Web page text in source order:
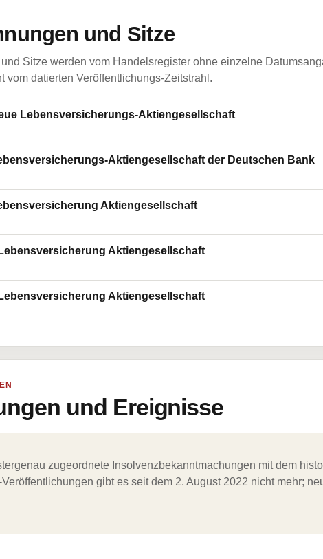
und Sitze
Sitze werden vom Handelsregister ohne einzelne
vom datierten Veröffentlichungs-Zeitstrahl.
Lebensversicherungs-Aktiengesellschaft
Aktiengesellschaft der Deutschen Bank
Aktiengesellschaft
Aktiengesellschaft
Aktiengesellschaft
und Ereignisse
zugeordnete Insolvenzbekanntmachungen mit dem
gibt es seit dem 2. August 2022 nicht mehr;